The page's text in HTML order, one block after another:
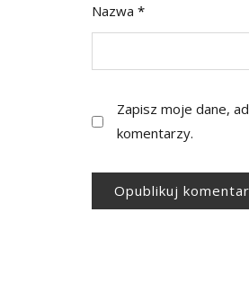
Nazwa *
Zapisz moje dane,
komentarzy.